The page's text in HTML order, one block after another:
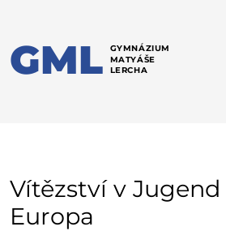
GML GYMNÁZIUM
MATYÁŠE
LERCHA
Vítězství v
Europa